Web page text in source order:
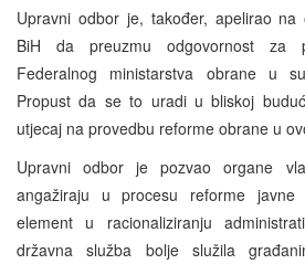
Upravni odbor je, također, apelirao na
BiH da preuzmu odgovornost za
Federalnog ministarstva obrane u
Propust da se to uradi u bliskoj
utjecaj na provedbu reforme obrane u
Upravni odbor je pozvao organe
angažiraju u procesu reforme
element u racionaliziranju
državna služba bolje služila